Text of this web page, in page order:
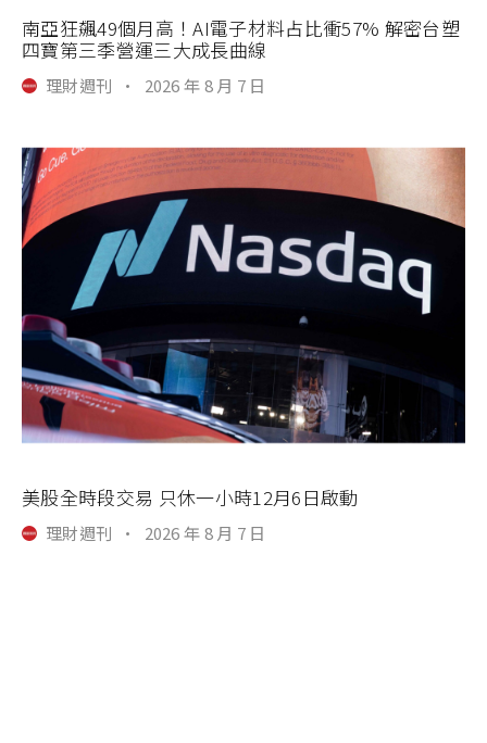
南亞狂飆49個月高！AI電子材料占比衝57% 解密台塑
四寶第三季營運三大成長曲線
理財週刊 · 2026 年 8 月 7 日
美股全時段交易 只休一小時12月6日啟動
理財週刊 · 2026 年 8 月 7 日